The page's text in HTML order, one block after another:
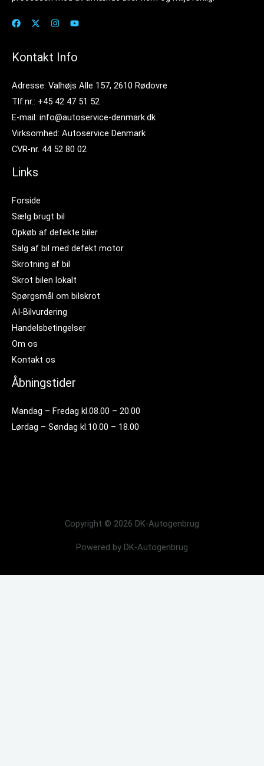
Kontakt Info
Adresse: Valhøjs Alle 157, 2610 Rødovre
Tlf.nr.: +45 42 47 51 52
E-mail: info@autoservice-denmark.dk
Virksomhed: Autoservice Denmark
CVR-nr. 44 52 80 02
Links
Forside
Sælg brugt bil
Opkøb af defekte biler
Salg af bil med defekt motor
Skrotning af bil
Skrot bilen lokalt
Spørgsmål om bilskrot
AI-Bilvurdering
Handelsbetingelser
Om os
Kontakt os
Åbningstider
Mandag – Fredag kl.08.00 – 20.00
Lørdag – Søndag kl.10.00 – 18.00
Copyright © 2026 DK-Autogenbrug
Powered by DK-Autogenbrug